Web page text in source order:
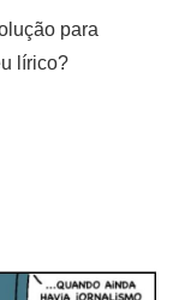
para
lírico?